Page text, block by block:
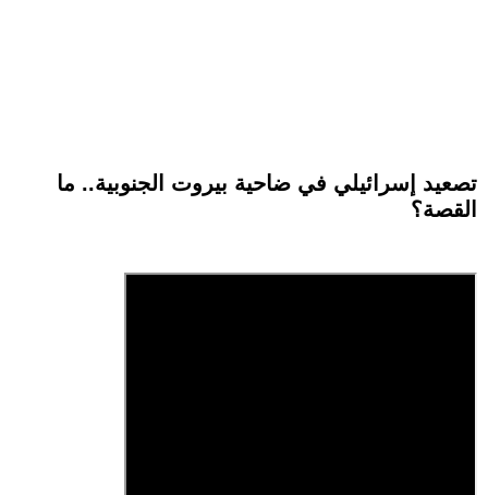
تصعيد إسرائيلي في ضاحية بيروت الجنوبية.. ما
القصة؟